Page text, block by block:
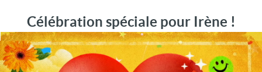
Célébration spéciale pour Irène !